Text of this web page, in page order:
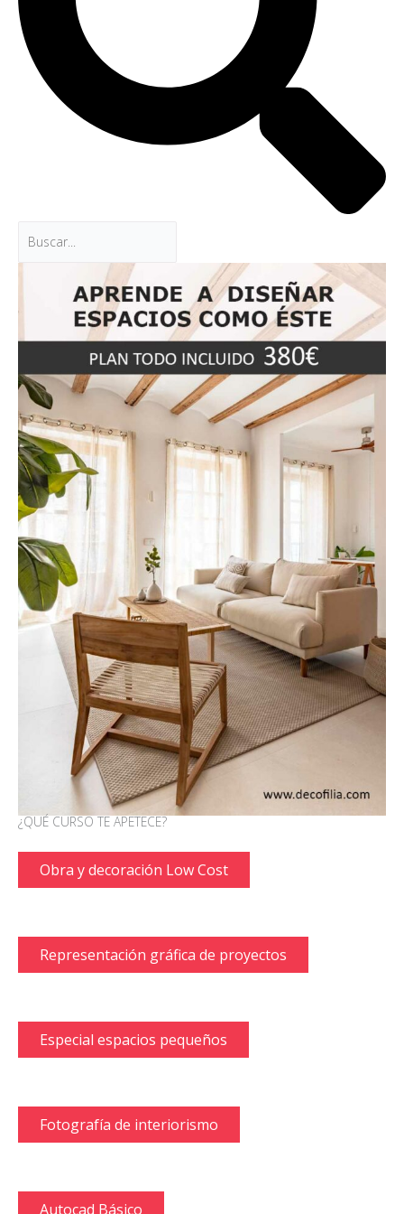
¿QUÉ CURSO TE APETECE?
Obra y decoración Low Cost
Representación gráfica de proyectos
Especial espacios pequeños
Fotografía de interiorismo
Autocad Básico